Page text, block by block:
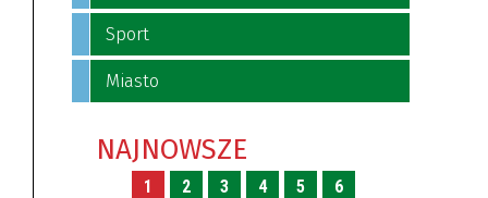
Sport
Miasto
NAJNOWSZE
1 2 3 4 5 6